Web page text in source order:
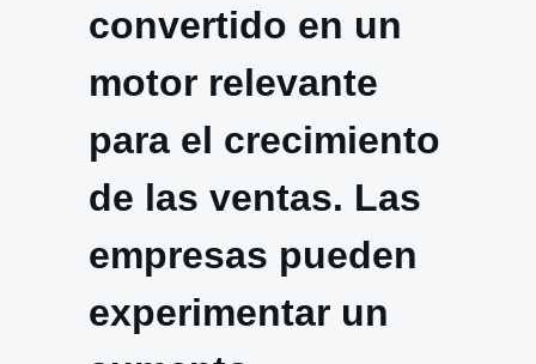
convertido en un
motor relevante
para el crecimiento
de las ventas. Las
empresas pueden
experimentar un